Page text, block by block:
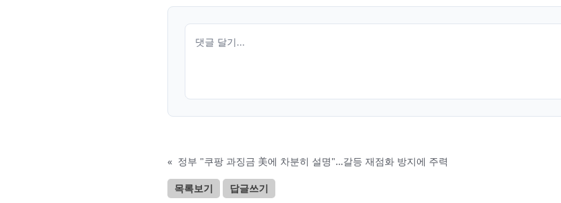
« 정부 "쿠팡 과징금 美에 차분히 설명"…갈등 재점화 방지에 주력
목록보기 답글쓰기